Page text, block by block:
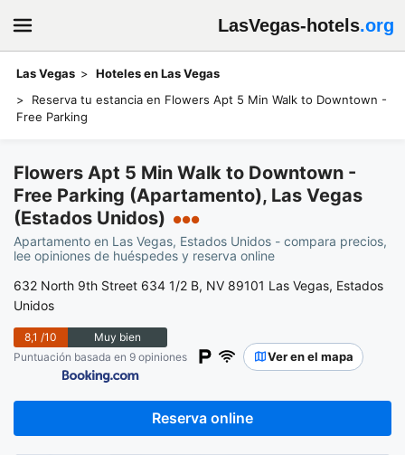
LasVegas-hotels.org
Las Vegas
Hoteles en Las Vegas
Reserva tu estancia en Flowers Apt 5 Min Walk to Downtown -
Free Parking
Flowers Apt 5 Min Walk to Downtown -
Free Parking (Apartamento), Las Vegas
(Estados Unidos)
●●●
Apartamento en Las Vegas, Estados Unidos - compara precios,
lee opiniones de huéspedes y reserva online
632 North 9th Street 634 1/2 B, NV 89101 Las Vegas, Estados
Unidos
8,1 /10
Muy bien
Puntuación basada en 9 opiniones
Ver en el mapa
Reserva online